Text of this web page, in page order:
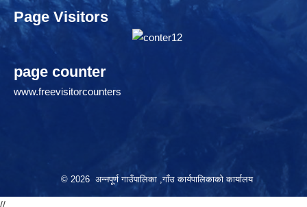
Page Visitors
page counter
www.freevisitorcounters
© 2026 अन्नपूर्ण गाउँपालिका ,गाँउ कार्यपालिकाको कार्यालय
//